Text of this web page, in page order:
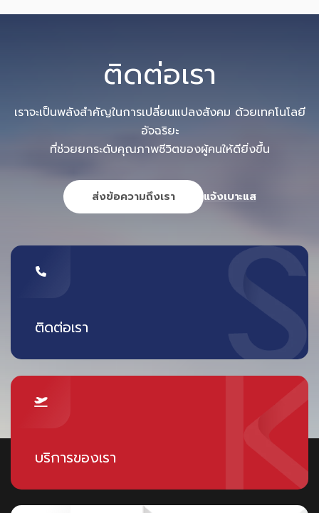
ติดต่อเรา
เราจะเป็นพลังสำคัญในการเปลี่ยนแปลงสังคม ด้วยเทคโนโลยี
อัจฉริยะ
ที่ช่วยยกระดับคุณภาพชีวิตของผู้คนให้ดียิ่งขึ้น
ส่งข้อความถึงเรา แจ้งเบาะแส
ติดต่อเรา
บริการของเรา